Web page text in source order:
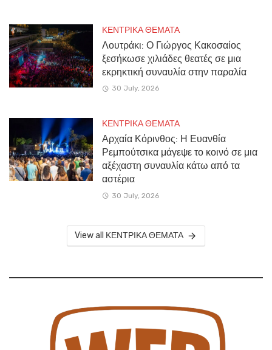
ΚΕΝΤΡΙΚΑ ΘΕΜΑΤΑ
Λουτράκι: Ο Γιώργος Κακοσαίος
ξεσήκωσε χιλιάδες θεατές σε μια
εκρηκτική συναυλία στην παραλία
30 July, 2026
ΚΕΝΤΡΙΚΑ ΘΕΜΑΤΑ
Αρχαία Κόρινθος: Η Ευανθία
Ρεμπούτσικα μάγεψε το κοινό σε μια
αξέχαστη συναυλία κάτω από τα
αστέρια
30 July, 2026
View all ΚΕΝΤΡΙΚΑ ΘΕΜΑΤΑ